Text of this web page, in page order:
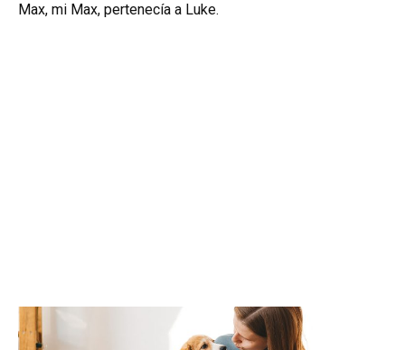
Max, mi Max, pertenecía a Luke.